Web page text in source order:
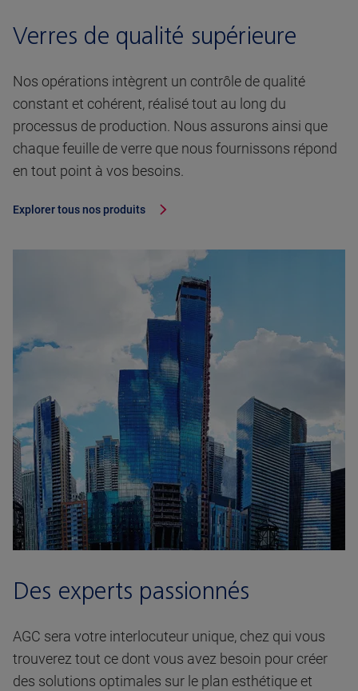
Verres de qualité supérieure
Nos opérations intègrent un contrôle de qualité
constant et cohérent, réalisé tout au long du
processus de production. Nous assurons ainsi que
chaque feuille de verre que nous fournissons répond
en tout point à vos besoins.
Explorer tous nos produits
Des experts passionnés
AGC sera votre interlocuteur unique, chez qui vous
trouverez tout ce dont vous avez besoin pour créer
des solutions optimales sur le plan esthétique et